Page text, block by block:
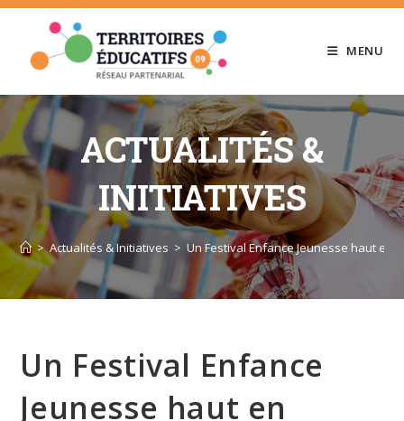
Skip
content
MENU
ACTUALITÉS &
INITIATIVES
> Actualités & Initiatives > Un Festival Enfance Jeunesse haut en
Un Festival Enfance
Jeunesse haut en